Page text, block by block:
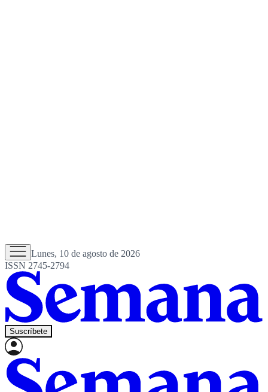
Lunes, 10 de agosto de 2026
ISSN 2745-2794
Suscríbete